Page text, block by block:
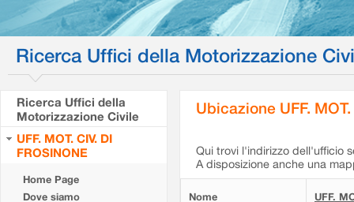
Ricerca Uffici della Motorizzazione
Ricerca Uffici della
Motorizzazione Civile
UFF. MOT. CIV. DI
FROSINONE
Home Page
Dove siamo
Ubicazione UFF.
Qui trovi l'indirizzo dell'ufficio
A disposizione anche una
Nome UFF.